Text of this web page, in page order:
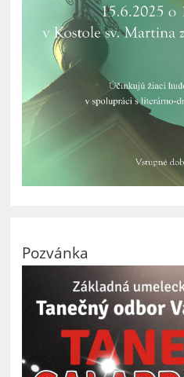
Pozvánka